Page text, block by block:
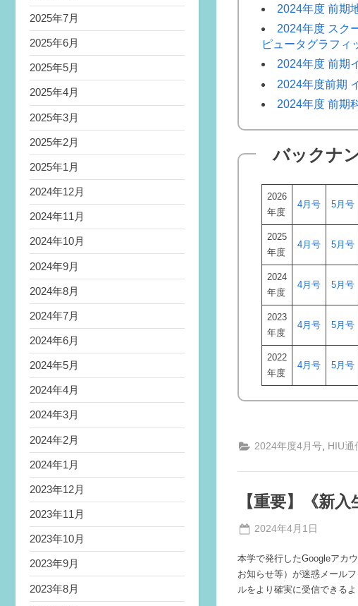
2024年度 前期
2024年度 スク
ピュータグラフィ
2024年度 前期
2024年度前期
2024年度 前期
バックナ
2026
年度
4月号 5月号
2025
年度
4月号 5月号
2024
年度
4月号 5月号
2023
年度
4月号 5月号
2022
年度
4月号 5月号
2024年度4月号 HIU通
【重要】《新
Posted
2024年4月1日
務
局
M.I
本学で発行したGoogleアカ
お知らせ等）が迷惑メール
ルをより確実に受信できる
2025年7月
2025年6月
2025年5月
2025年4月
2025年3月
2025年2月
2025年1月
2024年12月
2024年11月
2024年10月
2024年9月
2024年8月
2024年7月
2024年6月
2024年5月
2024年4月
2024年3月
2024年2月
2024年1月
2023年12月
2023年11月
2023年10月
2023年9月
2023年8月